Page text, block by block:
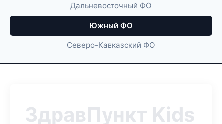
Дальневосточный ФО
Южный ФО
Северо-Кавказский ФО
ЗдравПункт Kids